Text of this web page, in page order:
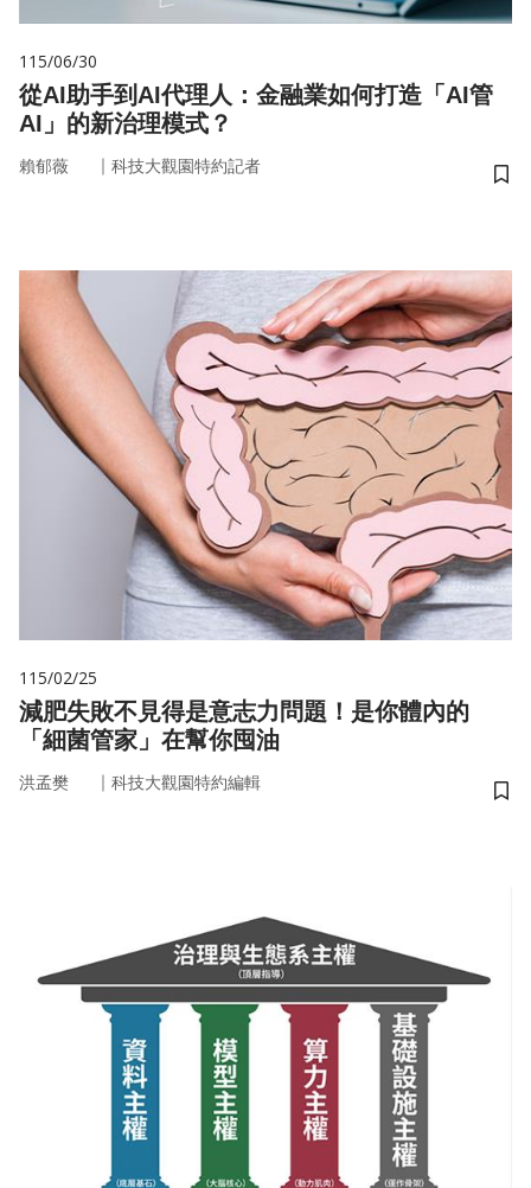
115/06/30
從AI助手到AI代理人：金融業如何打造「AI管
AI」的新治理模式？
賴郁薇 ｜ 科技大觀園特約記者
儲
115/02/25
減肥失敗不見得是意志力問題！是你體內的
「細菌管家」在幫你囤油
洪孟樊 ｜ 科技大觀園特約編輯
儲